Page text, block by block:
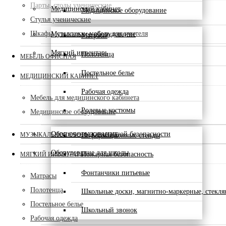
Медицинский кабинет
Медицинское оборудование
Музыкальное оборудование
Мягкий инвентарь
Матрасы
Полотенца
Постельное белье
Рабочая одежда
Ролевые костюмы
Обеспечение санитарной безопасности
Оборудование для школы
Информационные стенды
Пожарная безопасность
Фонтанчики питьевые
Школьные доски, магнитно-маркерные,
Школьный звонок
Парты, столы ученические
Стулья ученические
Шкафы, стеллажи, мебель для учителя
МЕБЕЛЬ ОФИСНАЯ
МЕДИЦИНСКИЙ КАБИНЕТ
Мебель для медицинского кабинета
Медицинское оборудование
МУЗЫКАЛЬНОЕ ОБОРУДОВАНИЕ
МЯГКИЙ ИНВЕНТАРЬ
Матрасы
Полотенца
Постельное белье
Рабочая одежда